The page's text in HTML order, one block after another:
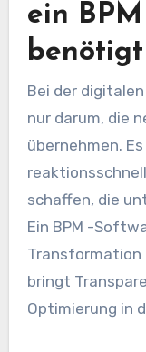
ein
benötigt
Bei der
nur darum, die
übernehmen.
schaffen, die
Ein BPM -
Transformation
bringt
Optimierung in